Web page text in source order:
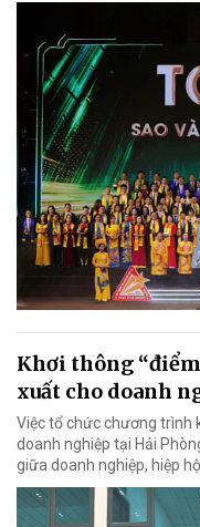
Khơi thông
xuất cho doanh
Việc tổ chức chương trình
doanh nghiệp tại Hải
giữa doanh nghiệp, hiệp